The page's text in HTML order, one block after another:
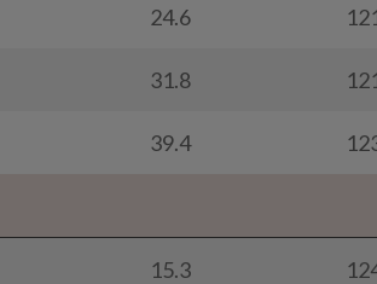
24.6
31.8
39.4
15.3